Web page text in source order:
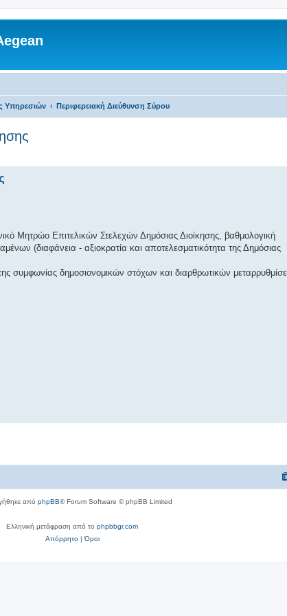
Υπηρεσιών Περιφερειακή Διεύθυνση Σύρου
Επιτελικών Στελεχών Δημόσιας Διοίκησης, βαθμολογική
(διαφάνεια - αξιοκρατία και αποτελεσματικότητα της Δημόσιας
συμφωνίας δημοσιονομικών στόχων και διαρθρωτικών
από phpBB® Forum Software © phpBB Limited
Ελληνική μετάφραση από το phpbbgr.com
Απόρρητο|Όροι